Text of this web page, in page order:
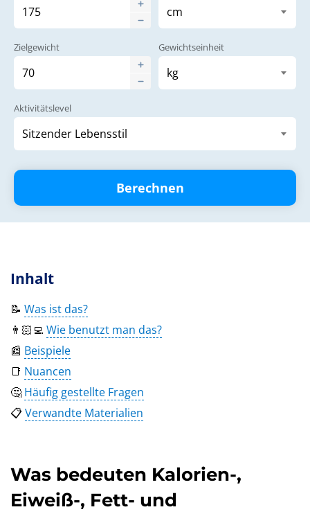
Zielgewicht Gewichtseinheit
Aktivitätslevel
Berechnen
Inhalt
📝 Was ist das?
👨🏻‍💻 Wie benutzt man das?
📰 Beispiele
📑 Nuancen
🤔 Häufig gestellte Fragen
📋Verwandte Materialien
Was bedeuten Kalorien-,
Eiweiß-, Fett- und